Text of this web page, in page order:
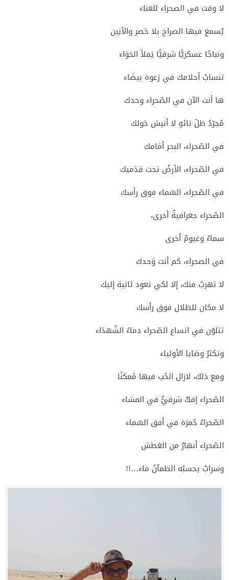
لا وقت في الصحراء للغناء
يُسمع فيها الصراخ بلا حَصر والأنِين
ونباحًا عسكريًّا شرقيًّا يَملأ الخوَاء
تنسابُ أحلامك في رَغوة بيضَاء
ها أنت الآن في الصّحراء وحدك
مُجرّدُ ظلّ تائهٍ لا أنيسَ حَولك
في الصّحراء، البحر أمَامك
في الصّحراء، الأرضُ تحت قدَميك
في الصّحراء، السّماء فوق رأسك
الصّحراء جغرافيةٌ أخرى،
سماءٌ وغيومٌ أخرى
في الصحراء، كم أنت وَحدك
لا تهربُ منك، إلا لكي تعود ثانية إليك
لا مكان للظلال فوق رأسك
تتلوّن في اتساع الصّحراء دماءُ الشّهدَاء
وتكثرُ وصَايا الأولياء
ومع ذلك، لازال الحُب فيها مُمكنًا
الصّحراء إفكٌ شرقيٌّ في المسَاء
الصّحراءُ حُمرَة في أفق السّماء
الصّحراء أنهارٌ من العَطش
وسرابٌ يحسبُه الظمآنُ ماء…!!